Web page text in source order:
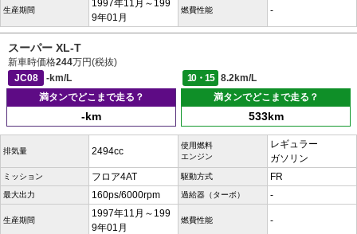
生産期間
1997年11月～199
9年01月
燃費性能 -
スーパー XL-T
新車時価格244万円(税抜)
JC08
-km/L 10・15
8.2km/L
満タンでどこまで走る？
-km
満タンでどこまで走る？
533km
排気量 2494cc
使用燃料
エンジン
レギュラー
ガソリン
ミッション フロア4AT 駆動方式 FR
最大出力 160ps/6000rpm 過給器（ターボ） -
生産期間
1997年11月～199
9年01月
燃費性能 -